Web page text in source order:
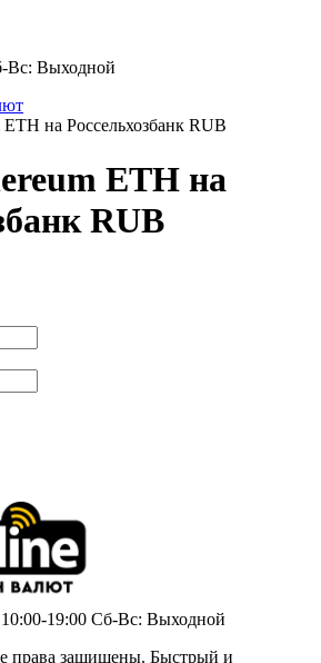
Вс: Выходной
на Россельхозбанк RUB
ETH на
RUB
19:00 Сб-Вс: Выходной
права защищены. Быстрый и